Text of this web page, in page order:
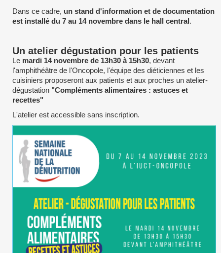
Dans ce cadre, un stand d'information et de documentation
est installé du 7 au 14 novembre dans le hall central.
Un atelier dégustation pour les patients
Le mardi 14 novembre de 13h30 à 15h30, devant
l'amphithéâtre de l'Oncopole, l'équipe des diéticiennes et les
cuisiniers proposeront aux patients et aux proches un atelier-
dégustation "Compléments alimentaires : astuces et
recettes"
L'atelier est accessible sans inscription.